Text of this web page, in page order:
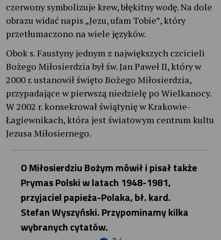
czerwony symbolizuje krew, błękitny wodę. Na dole
obrazu widać napis „Jezu, ufam Tobie”, który
przetłumaczono na wiele języków.
Obok s. Faustyny jednym z największych czcicieli
Bożego Miłosierdzia był św. Jan Paweł II, który w
2000 r. ustanowił święto Bożego Miłosierdzia,
przypadające w pierwszą niedzielę po Wielkanocy.
W 2002 r. konsekrował świątynię w Krakowie-
Łagiewnikach, która jest światowym centrum kultu
Jezusa Miłosiernego.
O Miłosierdziu Bożym mówił i pisał także
Prymas Polski w latach 1948-1981,
przyjaciel papieża-Polaka, bł. kard.
Stefan Wyszyński. Przypominamy kilka
wybranych cytatów.